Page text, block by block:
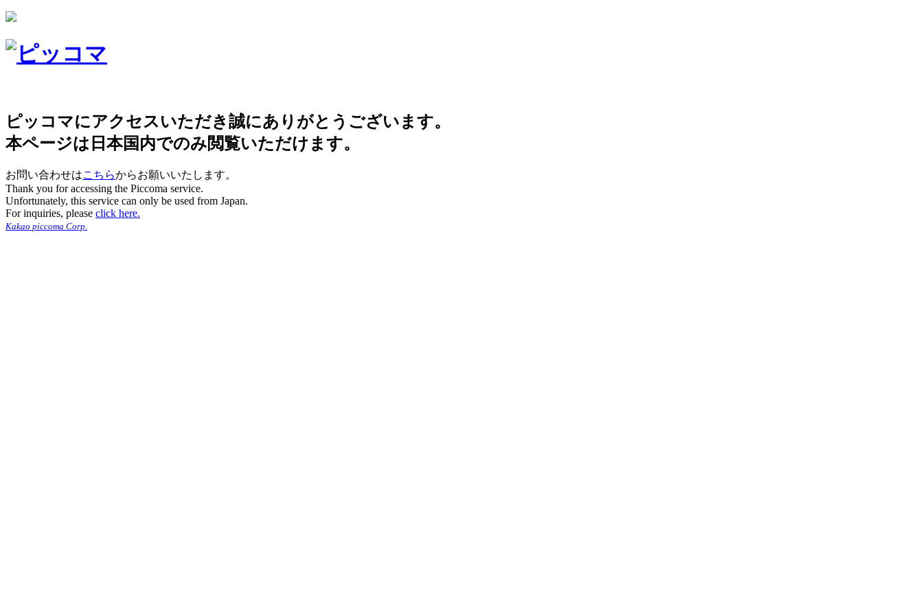
ピッコマにアクセスいただき誠にありがとうございます。
本ページは日本国内でのみ閲覧いただけます。
お問い合わせはこちらからお願いいたします。
Thank you for accessing the Piccoma service.
Unfortunately, this service can only be used from Japan.
For inquiries, please click here.
Kakao piccoma Corp.